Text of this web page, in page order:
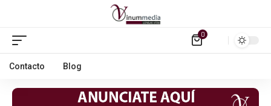
0
Contacto Blog